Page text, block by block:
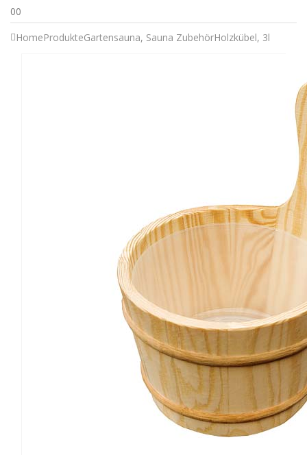
00
HomeProdukteGartensauna, Sauna ZubehörHolzkübel, 3l